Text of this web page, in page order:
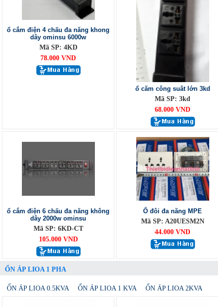
ổ cắm điện 4 chấu đa năng khong
dây ominsu 6000w
Mã SP: 4KD
78.000 VND
ổ căm công suât lớn 3kd
Mã SP: 3kd
68.000 VND
ổ cắm điện 6 chấu đa năng không
dây 2000w ominsu
Mã SP: 6KD-CT
105.000 VND
Ổ đôi đa năng MPE
Mã SP: A20UESM2N
44.000 VND
ỔN ÁP LIOA 1 PHA
ỔN ÁP LIOA 0.5KVA ỔN ÁP LIOA 1 KVA ỔN ÁP LIOA 2KVA